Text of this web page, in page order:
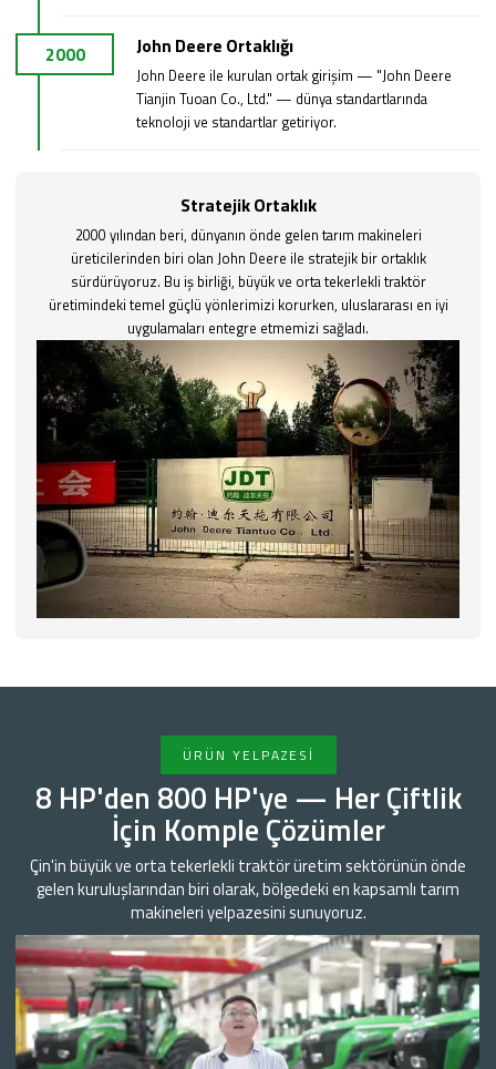
2000 John Deere Ortaklığı
John Deere ile kurulan ortak girişim — "John Deere
Tianjin Tuoan Co., Ltd." — dünya standartlarında
teknoloji ve standartlar getiriyor.
Stratejik Ortaklık
2000 yılından beri, dünyanın önde gelen tarım makineleri
üreticilerinden biri olan John Deere ile stratejik bir ortaklık
sürdürüyoruz. Bu iş birliği, büyük ve orta tekerlekli traktör
üretimindeki temel güçlü yönlerimizi korurken, uluslararası en iyi
uygulamaları entegre etmemizi sağladı.
ÜRÜN YELPAZESI
8 HP'den 800 HP'ye — Her Çiftlik
İçin Komple Çözümler
Çin'in büyük ve orta tekerlekli traktör üretim sektörünün önde
gelen kuruluşlarından biri olarak, bölgedeki en kapsamlı tarım
makineleri yelpazesini sunuyoruz.